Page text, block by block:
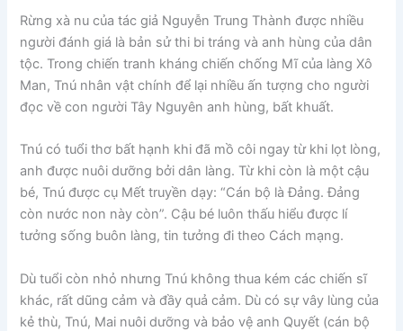
Rừng xà nu của tác giả Nguyễn Trung Thành được nhiều
người đánh giá là bản sử thi bi tráng và anh hùng của dân
tộc. Trong chiến tranh kháng chiến chống Mĩ của làng Xô
Man, Tnú nhân vật chính để lại nhiều ấn tượng cho người
đọc về con người Tây Nguyên anh hùng, bất khuất.
Tnú có tuổi thơ bất hạnh khi đã mồ côi ngay từ khi lọt lòng,
anh được nuôi dưỡng bởi dân làng. Từ khi còn là một cậu
bé, Tnú được cụ Mết truyền dạy: “Cán bộ là Đảng. Đảng
còn nước non này còn”. Cậu bé luôn thấu hiểu được lí
tưởng sống buôn làng, tin tưởng đi theo Cách mạng.
Dù tuổi còn nhỏ nhưng Tnú không thua kém các chiến sĩ
khác, rất dũng cảm và đầy quả cảm. Dù có sự vây lùng của
kẻ thù, Tnú, Mai nuôi dưỡng và bảo vệ anh Quyết (cán bộ